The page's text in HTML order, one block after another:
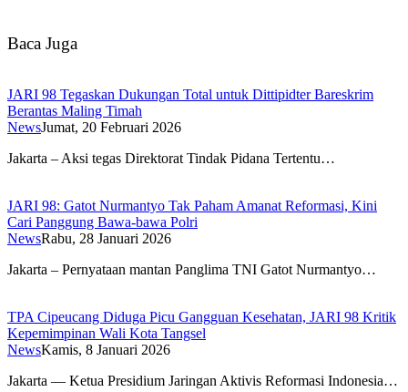
Baca Juga
JARI 98 Tegaskan Dukungan Total untuk Dittipidter Bareskrim
Berantas Maling Timah
NewsJumat, 20 Februari 2026
Jakarta – Aksi tegas Direktorat Tindak Pidana Tertentu…
JARI 98: Gatot Nurmantyo Tak Paham Amanat Reformasi, Kini
Cari Panggung Bawa-bawa Polri
NewsRabu, 28 Januari 2026
Jakarta – Pernyataan mantan Panglima TNI Gatot Nurmantyo…
TPA Cipeucang Diduga Picu Gangguan Kesehatan, JARI 98 Kritik
Kepemimpinan Wali Kota Tangsel
NewsKamis, 8 Januari 2026
Jakarta — Ketua Presidium Jaringan Aktivis Reformasi Indonesia…